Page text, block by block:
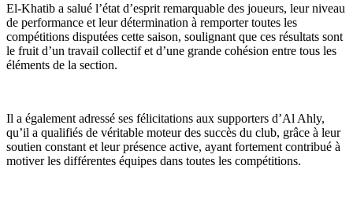
El-Khatib a salué l’état d’esprit remarquable des joueurs, leur niveau
de performance et leur détermination à remporter toutes les
compétitions disputées cette saison, soulignant que ces résultats sont
le fruit d’un travail collectif et d’une grande cohésion entre tous les
éléments de la section.
Il a également adressé ses félicitations aux supporters d’Al Ahly,
qu’il a qualifiés de véritable moteur des succès du club, grâce à leur
soutien constant et leur présence active, ayant fortement contribué à
motiver les différentes équipes dans toutes les compétitions.